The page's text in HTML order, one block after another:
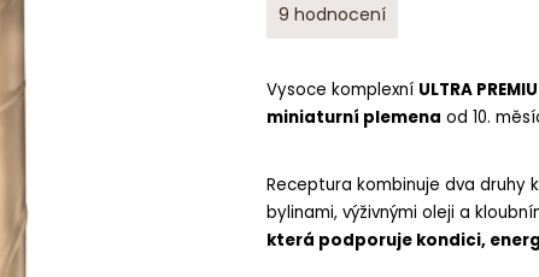
Průměrné
hodnocení
je
5,0
z
hvězdiček.
9 hodnocení
Vysoce komplexní ULTRA
miniaturní plemena od 10.
Receptura kombinuje dva druhy
bylinami, výživnými oleji a
která podporuje kondici,